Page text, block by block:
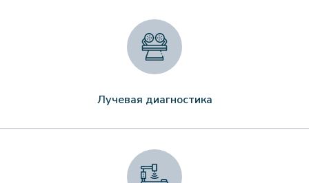
Лучевая диагностика